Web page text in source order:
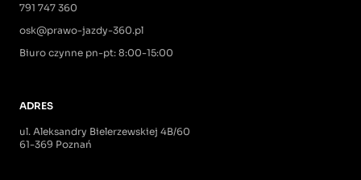
791 747 360
osk@prawo-jazdy-360.pl
Biuro czynne pn-pt: 8:00-15:00
ADRES
ul. Aleksandry Bielerzewskiej 4B/60
61-369 Poznań